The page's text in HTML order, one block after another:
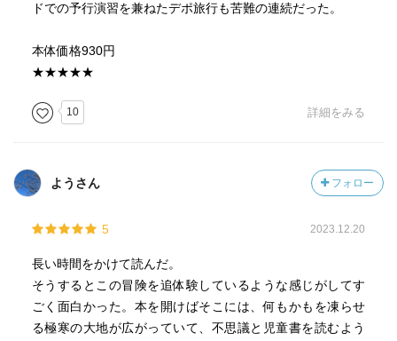
ドでの予行演習を兼ねたデポ旅行も苦難の連続だった。
本体価格930円
★★★★★
10 詳細をみる
ようさん フォロー
5 2023.12.20
長い時間をかけて読んだ。
そうするとこの冒険を追体験しているような感じがしてす
ごく面白かった。本を開けばそこには、何もかもを凍らせ
る極寒の大地が広がっていて、不思議と児童書を読むよう